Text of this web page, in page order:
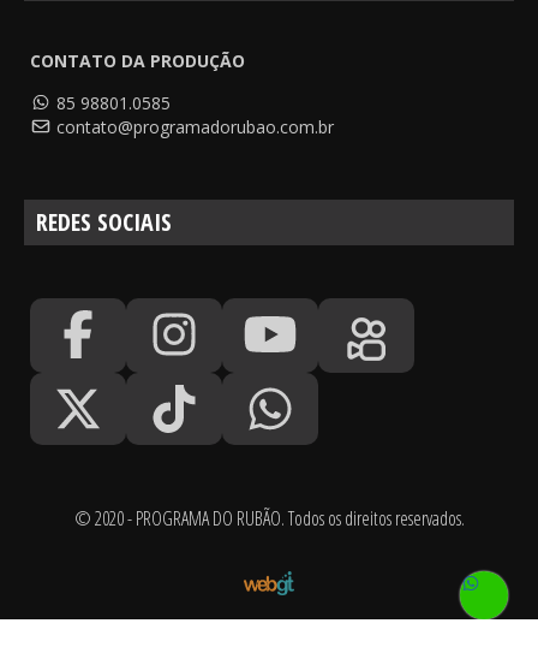
CONTATO DA PRODUÇÃO
85 98801.0585
contato@programadorubao.com.br
REDES SOCIAIS
© 2020 - PROGRAMA DO RUBÃO. Todos os direitos reservados.